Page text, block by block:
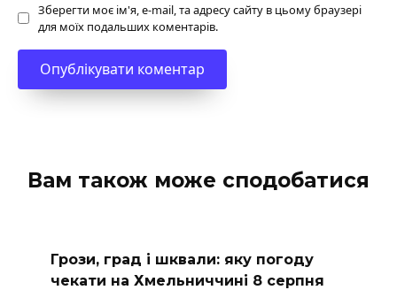
Зберегти моє ім'я, e-mail, та адресу сайту в цьому браузері
для моїх подальших коментарів.
Вам також може сподобатися
Грози, град і шквали: яку погоду
чекати на Хмельниччині 8 серпня